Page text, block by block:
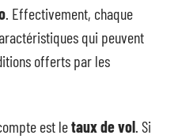
. Effectivement, chaque
qui peuvent
offerts par les
est letaux de vol . Si